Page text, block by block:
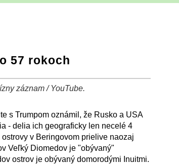
57 rokoch
záznam / YouTube.
s Trumpom oznámil, že Rusko a USA
- delia ich geograficky len necelé 4
v Beringovom prielive naozaj
Veľký Diomedov je "obývaný"
ostrov je obývaný domorodými Inuitmi.